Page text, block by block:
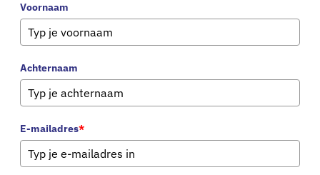
Beweging
Alertheid
Spijsvertering
Maag
Lever
Microbioom
Anaalklieren
Overgewicht
Parasieten
Voornaam
Achternaam
E-mailadres*